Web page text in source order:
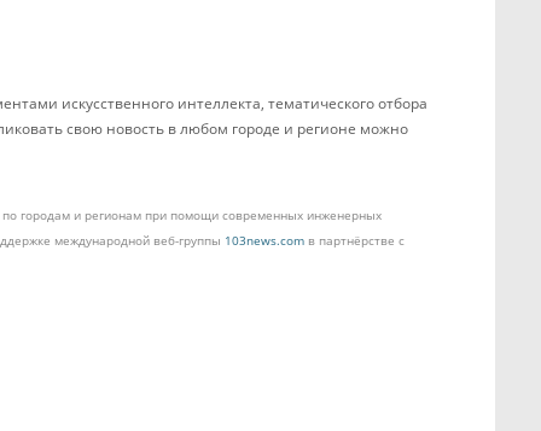
искусственного интеллекта, тематического отбора
свою новость в любом городе и регионе можно
по городам и регионам при помощи современных инженерных
международной веб-группы 103news.com в партнёрстве с